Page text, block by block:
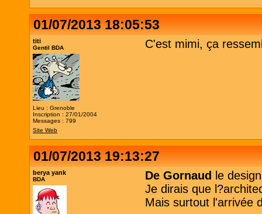
01/07/2013 18:05:53
titi
Gentil BDA
Lieu : Grenoble
Inscription : 27/01/2004
Messages : 799
Site Web
C'est mimi, ça
01/07/2013 19:13:27
berya yank
BDA De Gornaud le
Je dirais que
Mais surtout l'arrivée